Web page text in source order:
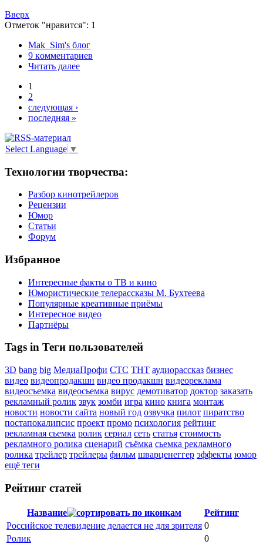
Вверх
Отметок "нравится": 1
Mak_Sim's блог
9 кoммeнтаpиев
Читать далее
1
2
следующая ›
последняя »
Select Language ▼
Технологии творчества:
Разбор кинотрейлеров
Рецензии
Юмор
Статьи
Форум
Избранное
Интересные факты о ТВ и кино
Юмористические телерассказы М. Бухтеева
Популярные креативные приёмы
Интересное видео
Партнёры
Tags in Теги пользователей
3D bang big МедиаПрофи СТС ТНТ аудиорассказ бизнес
видео видеопродакшн видео продакшн видеореклама
видеосъемка видеосьемка вирус демотиватор доктор заказать
рекламный ролик звук зомби игра кино книга монтаж
новости новости сайта новый год озвучка пилот пиратство
постапокалипсис проект промо психология рейтинг
рекламная сьемка ролик сериал сеть статья стоимость
рекламного ролика сценарий съёмка сьемка рекламного
ролика трейлер трейлеры фильм шварценеггер эффекты юмор
ещё теги
Рейтинг статей
Название
Рейтинг
Российское телевидение делается не для зрителя 0
Ролик
0